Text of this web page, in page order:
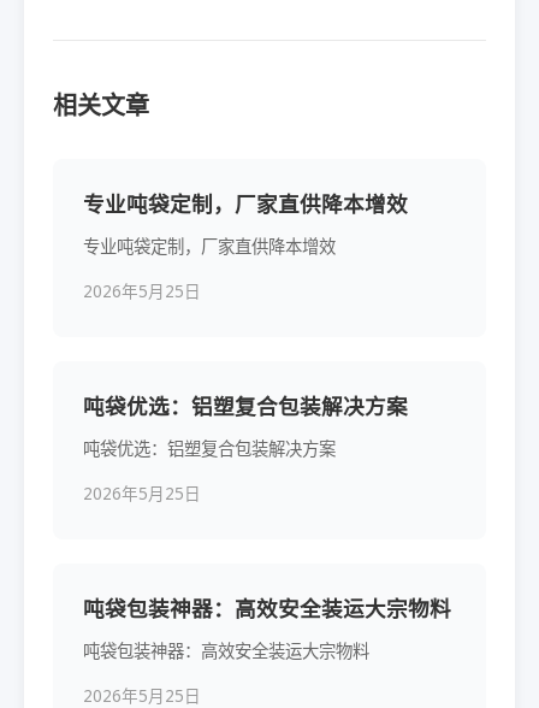
相关文章
专业吨袋定制，厂家直供降本增效
专业吨袋定制，厂家直供降本增效
2026年5月25日
吨袋优选：铝塑复合包装解决方案
吨袋优选：铝塑复合包装解决方案
2026年5月25日
吨袋包装神器：高效安全装运大宗物料
吨袋包装神器：高效安全装运大宗物料
2026年5月25日